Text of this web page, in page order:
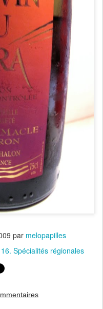
par melopapilles
16. Spécialités régionales